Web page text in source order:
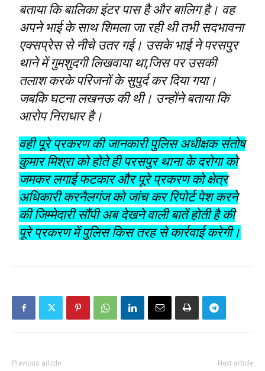
बताया कि बालिका इंटर पास है और बालिग है। वह
अपने भाई के साथ शिमला जा रही थी तभी सदभावना
एक्सप्रेस से नीचे उतर गई। उसके भाई ने परसपुर
थाने में गुमशुदगी लिखवाया था,जिस पर उसकी
तलाश करके परिजनों के सुपुर्द कर दिया गया।
जबकि घटना लखनऊ की थी। उन्होंने बताया कि
आरोप निराधार है।
वही पूरे प्रकरण की जानकारी पुलिस अधीक्षक संतोष
कुमार मिश्रा को होते ही परसपुर थाना के दरोगा को
जमकर लगाई फटकार और पूरे प्रकरण को क्षेत्र
अधिकारी करनैलगंज को जांच कर रिपोर्ट पेश करने
की जिम्मेदारी सौंपी अब देखने वाली बातें होती है की
पूरे प्रकरण में पुलिस किस तरह से कार्रवाई करेगी।
Previous article Next article